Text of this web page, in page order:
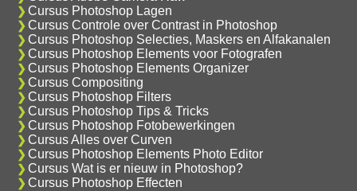
Cursus Photoshop Lagen
Cursus Controle over Contrast in Photoshop
Cursus Photoshop Selecties, Maskers en Alfakanalen
Cursus Photoshop Elements voor Fotografen
Cursus Photoshop Elements Organizer
Cursus Compositing
Cursus Photoshop Filters
Cursus Photoshop Tips & Tricks
Cursus Photoshop Fotobewerkingen
Cursus Alles over Curven
Cursus Photoshop Elements Photo Editor
Cursus Wat is er nieuw in Photoshop?
Cursus Photoshop Effecten